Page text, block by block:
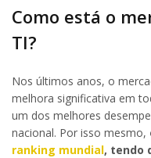
Como está o
TI?
Nos últimos anos, o
melhora significativa em
um dos melhores
nacional. Por isso mesmo,
ranking mundial, tendo